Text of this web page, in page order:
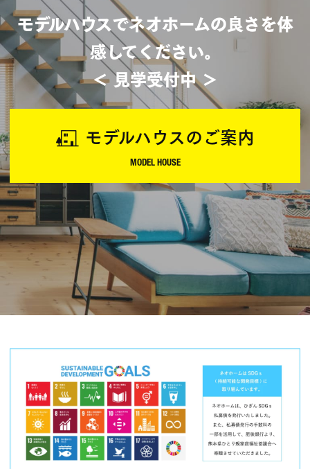
モデルハウスでネオホームの良さを体
感してください。
＜ 見学受付中 ＞
モデルハウスのご案内